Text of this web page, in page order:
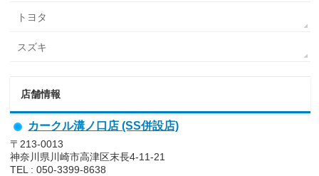
トヨタ
スズキ
店舗情報
カークル溝ノ口店 (SS併設店)
〒213-0013
神奈川県川崎市高津区末長4-11-21
TEL : 050-3399-8638